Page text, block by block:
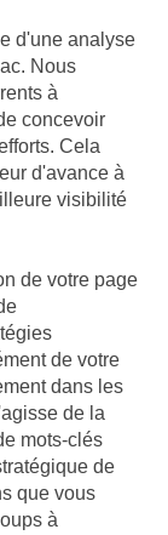
d'une analyse
Nous
à
concevoir
Cela
d'avance à
visibilité
de votre page
de votre
dans les
de la
mots-clés
de
que vous
à